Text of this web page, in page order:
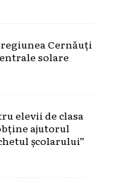
Cernăuți
solare
elevii de clasa
ajutorul
școlarului”